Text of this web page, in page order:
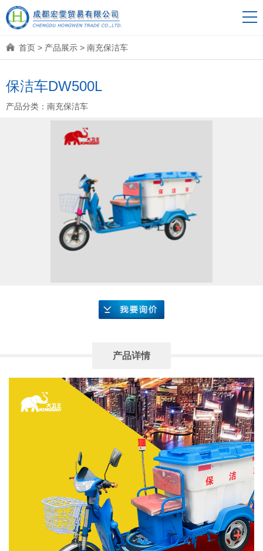
首页 > 产品展示 > 南充保洁车
保洁车DW500L
产品分类： 南充保洁车
产品详情